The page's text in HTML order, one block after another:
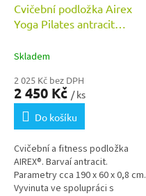
Cvičební podložka Airex
Yoga Pilates antracit
Skladem
2 025 Kč bez DPH
2 450 Kč / ks
Do košíku
Cvičební a fitness podložka
AIREX®. Barvaí antracit.
Parametry cca 190 x 60 x 0,8 cm.
Vyvinuta ve spolupráci s